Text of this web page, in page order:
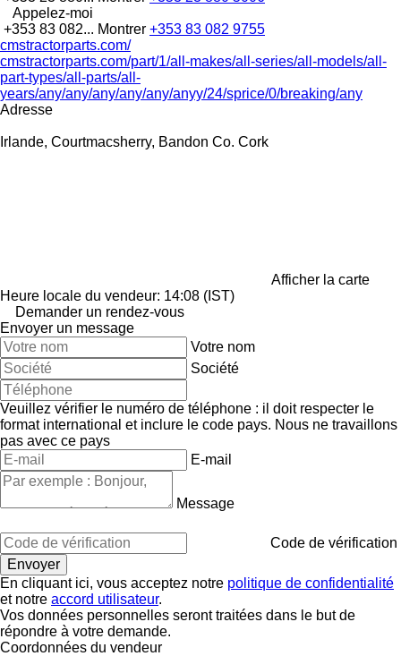
Appelez-moi
+353 83 082... Montrer +353 83 082 9755
cmstractorparts.com/
cmstractorparts.com/part/1/all-makes/all-series/all-models/all-
part-types/all-parts/all-
years/any/any/any/any/any/anyy/24/sprice/0/breaking/any
Adresse
Irlande, Courtmacsherry, Bandon Co. Cork
Afficher la carte
Heure locale du vendeur: 14:08 (IST)
Demander un rendez-vous
Envoyer un message
Votre nom
Société
Veuillez vérifier le numéro de téléphone : il doit respecter le
format international et inclure le code pays. Nous ne travaillons
pas avec ce pays
E-mail
Message
Code de vérification
En cliquant ici, vous acceptez notre politique de confidentialité
et notre accord utilisateur.
Vos données personnelles seront traitées dans le but de
répondre à votre demande.
Coordonnées du vendeur